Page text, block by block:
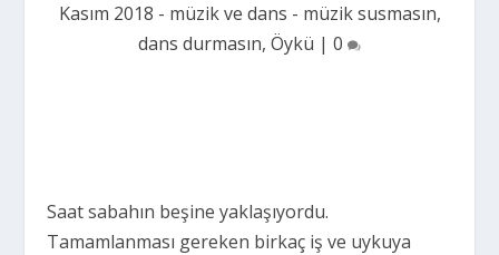
Kasım 2018 - müzik ve dans - müzik susmasın,
dans durmasın, Öykü | 0
Saat sabahın beşine yaklaşıyordu.
Tamamlanması gereken birkaç iş ve uykuya